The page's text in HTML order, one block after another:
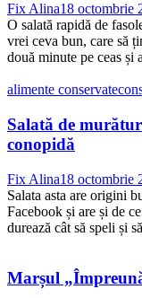
Fix Alina18 octombrie
O salată rapidă de
vrei ceva bun, care să
două minute pe ceas și
alimente conservate
Salată de
conopidă
Fix Alina18 octombrie
Salata asta are origini
Facebook și are și de
durează cât să speli și
Marșul